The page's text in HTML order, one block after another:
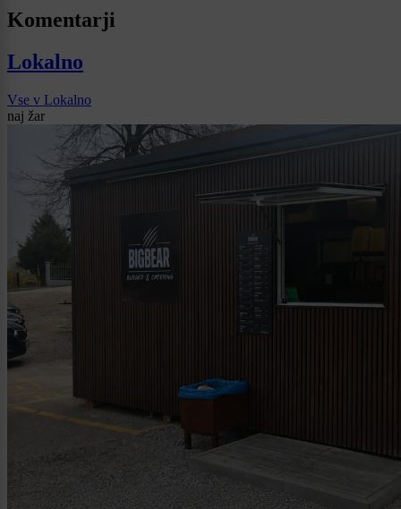
Komentarji
Lokalno
Vse v Lokalno
naj žar